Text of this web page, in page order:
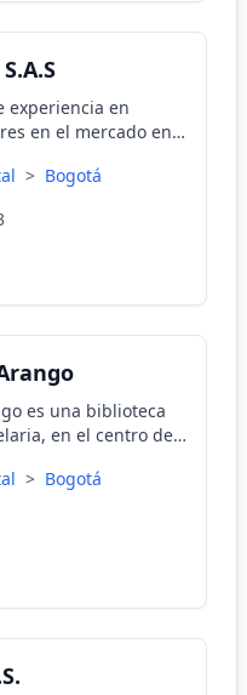
experiencia en
en el mercado en
en
> Bogotá
es una biblioteca
en el centro de
> Bogotá